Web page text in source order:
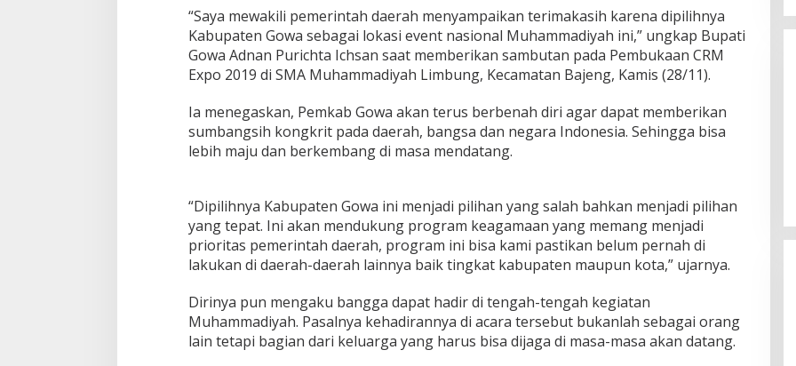
R
M
E
p
2
0
1
“Saya mewakili pemerintah daerah menyampaikan terimakasih karena dipilihnya
Kabupaten Gowa sebagai lokasi event nasional Muhammadiyah ini,” ungkap Bupati
Gowa Adnan Purichta Ichsan saat memberikan sambutan pada Pembukaan CRM
Expo 2019 di SMA Muhammadiyah Limbung, Kecamatan Bajeng, Kamis (28/11).
Ia menegaskan, Pemkab Gowa akan terus berbenah diri agar dapat memberikan
sumbangsih kongkrit pada daerah, bangsa dan negara Indonesia. Sehingga bisa
lebih maju dan berkembang di masa mendatang.
“Dipilihnya Kabupaten Gowa ini menjadi pilihan yang salah bahkan menjadi pilihan
yang tepat. Ini akan mendukung program keagamaan yang memang menjadi
prioritas pemerintah daerah, program ini bisa kami pastikan belum pernah di
lakukan di daerah-daerah lainnya baik tingkat kabupaten maupun kota,” ujarnya.
Dirinya pun mengaku bangga dapat hadir di tengah-tengah kegiatan
Muhammadiyah. Pasalnya kehadirannya di acara tersebut bukanlah sebagai orang
lain tetapi bagian dari keluarga yang harus bisa dijaga di masa-masa akan datang.